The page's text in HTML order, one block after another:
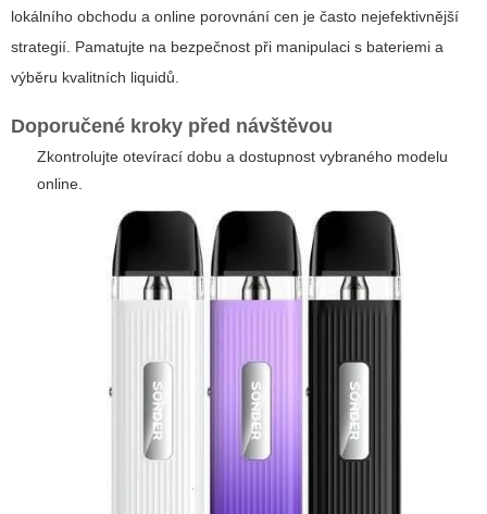
lokálního obchodu a online porovnání cen je často nejefektivnější
strategií. Pamatujte na bezpečnost při manipulaci s bateriemi a
výběru kvalitních liquidů.
Doporučené kroky před návštěvou
Zkontrolujte otevírací dobu a dostupnost vybraného modelu
online.